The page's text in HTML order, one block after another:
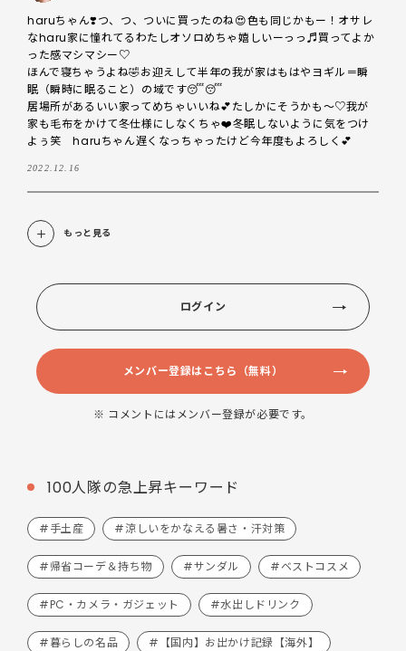
haruちゃん❣️つ、つ、ついに買ったのね😍色も同じかもー！オサレ
なharu家に憧れてるわたしオソロめちゃ嬉しいーっっ♬買ってよか
った感マシマシー♡
ほんで寝ちゃうよね🤣お迎えして半年の我が家はもはやヨギル＝瞬
眠（瞬時に眠ること）の域です😴😴
居場所があるいい家ってめちゃいいね💕たしかにそうかも〜♡我が
家も毛布をかけて冬仕様にしなくちゃ❤️冬眠しないように気をつけ
よぅ笑　haruちゃん遅くなっちゃったけど今年度もよろしく💕
2022.12.16
もっと見る
ログイン
メンバー登録はこちら（無料）
※ コメントにはメンバー登録が必要です。
100人隊の急上昇キーワード
#手土産 #涼しいをかなえる暑さ・汗対策
#帰省コーデ＆持ち物 #サンダル #ベストコスメ
#PC・カメラ・ガジェット #水出しドリンク
#暮らしの名品 #【国内】お出かけ記録【海外】